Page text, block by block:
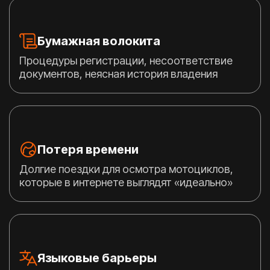
Бумажная волокита
Процедуры регистрации, несоответствие
документов, неясная история владения
Потеря времени
Долгие поездки для осмотра мотоциклов,
которые в интернете выглядят «идеально»
Языковые барьеры